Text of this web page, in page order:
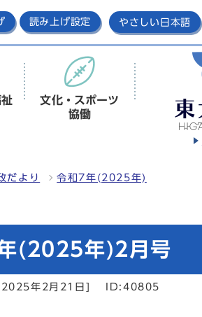
読み上げ設定 やさしい日本語
文化・スポーツ
協働
だより 令和7年(2025年)
(2025年)2月号
2025年2月21日] ID:40805